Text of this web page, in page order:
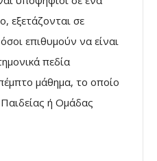
εξετάζονται σε
επιθυμούν να είναι
πεδία
μάθημα, το οποίο
Παιδείας ή Ομάδας